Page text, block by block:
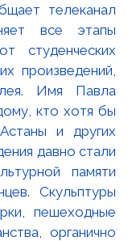
телеканал
все этапы
студенческих
произведений,
Имя Павла
кто хотя бы
и других
давно стали
памяти
Скульптуры
пешеходные
органично